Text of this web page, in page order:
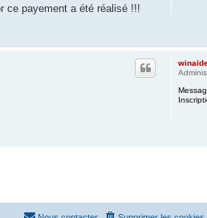
ce payement a été réalisé !!!